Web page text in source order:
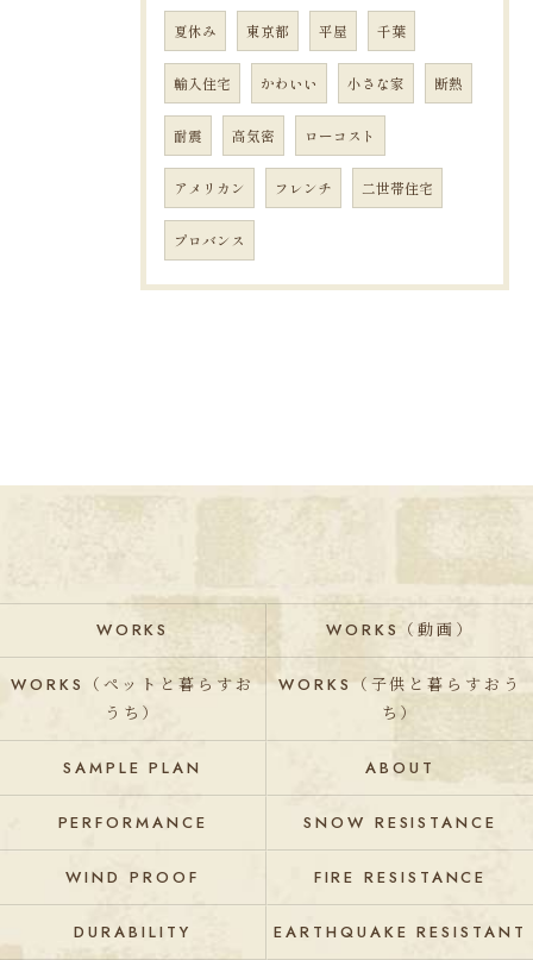
夏休み 東京都 平屋 千葉
輸入住宅 かわいい 小さな家 断熱
耐震 高気密 ローコスト
アメリカン フレンチ 二世帯住宅
プロバンス
WORKS WORKS（動画）
WORKS（ペットと暮らすお
うち）
WORKS（子供と暮らすおう
ち）
SAMPLE PLAN ABOUT
PERFORMANCE SNOW RESISTANCE
WIND PROOF FIRE RESISTANCE
DURABILITY EARTHQUAKE RESISTANT